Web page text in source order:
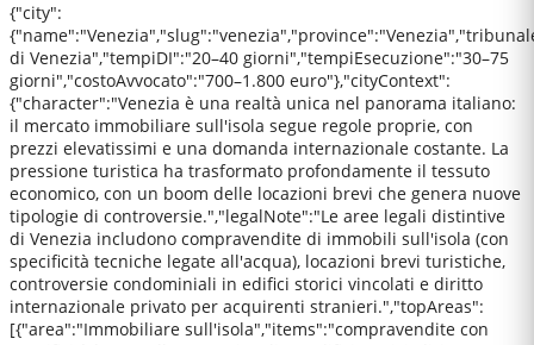
{"city":
di Venezia","tempiDI":"20–40 giorni","tempiEsecuzione":"30–75
giorni","costoAvvocato":"700–1.800 euro"},"cityContext":
{"character":"Venezia è una realtà unica nel panorama italiano:
il mercato immobiliare sull'isola segue regole proprie, con
prezzi elevatissimi e una domanda internazionale costante. La
pressione turistica ha trasformato profondamente il tessuto
economico, con un boom delle locazioni brevi che genera nuove
tipologie di controversie.","legalNote":"Le aree legali distintive
di Venezia includono compravendite di immobili sull'isola (con
specificità tecniche legate all'acqua), locazioni brevi turistiche,
controversie condominiali in edifici storici vincolati e diritto
internazionale privato per acquirenti stranieri.","topAreas":
[{"area":"Immobiliare sull'isola","items":"compravendite con